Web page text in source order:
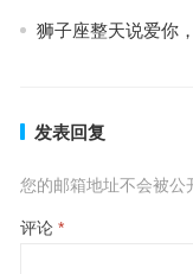
狮子座整天说爱你
发表回复
您的邮箱地址不会被公
评论 *